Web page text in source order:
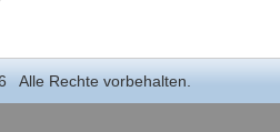
Alle Rechte vorbehalten.